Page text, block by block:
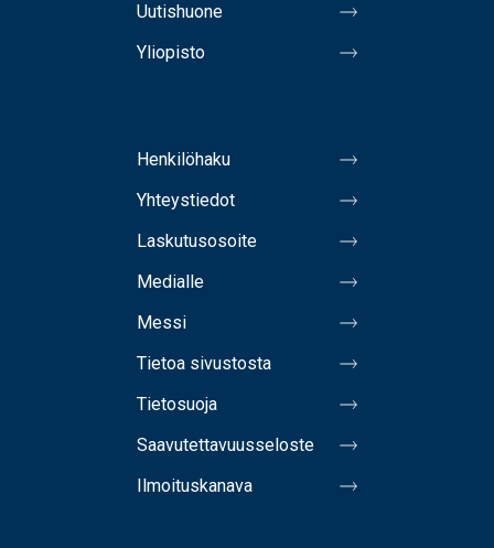
Uutishuone
Yliopisto
Henkilöhaku
Yhteystiedot
Laskutusosoite
Medialle
Messi
Tietoa sivustosta
Tietosuoja
Saavutettavuusseloste
Ilmoituskanava